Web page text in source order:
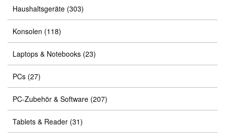
Haushaltsgeräte (303)
Konsolen (118)
Laptops & Notebooks (23)
PCs (27)
PC-Zubehör & Software (207)
Tablets & Reader (31)